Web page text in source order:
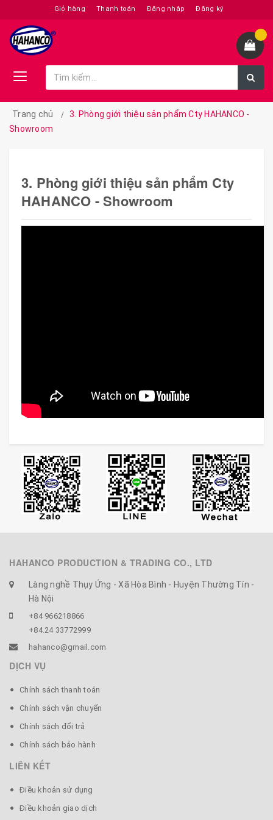
Giỏ hàng Thanh toán Đăng nhập Đăng ký
Trang chủ
3. Phòng giới thiệu sản phẩm Cty HAHANCO -
Showroom
3. Phòng giới thiệu sản phẩm Cty
HAHANCO - Showroom
HAHANCO PRODUCTION & TRADING CO., LTD
Làng nghề Thụy Ứng - Xã Hòa Bình - Huyện Thường Tín -
Hà Nội
+84 966218866
+84.24 33772999
hahanco@gmail.com
DỊCH VỤ
Chính sách thanh toán
Chính sách vận chuyển
Chính sách đổi trả
Chính sách bảo hành
LIÊN KẾT
Điều khoản sử dụng
Điều khoản giao dịch